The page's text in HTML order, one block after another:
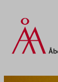
innehåll